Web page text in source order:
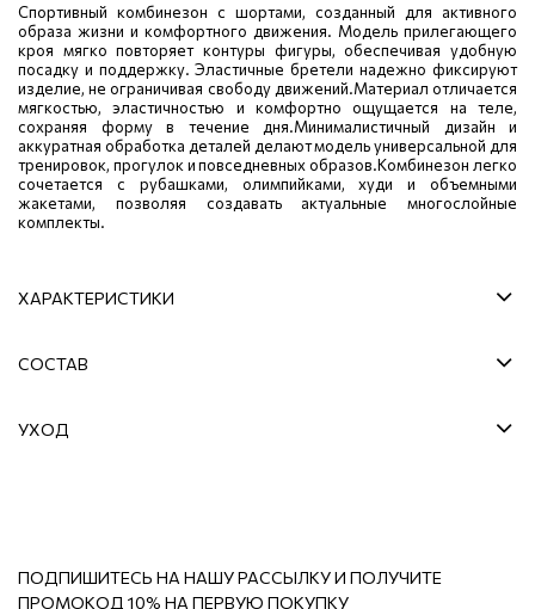
Спортивный комбинезон с шортами, созданный для активного
образа жизни и комфортного движения. Модель прилегающего
кроя мягко повторяет контуры фигуры, обеспечивая удобную
посадку и поддержку. Эластичные бретели надежно фиксируют
изделие, не ограничивая свободу движений.Материал отличается
мягкостью, эластичностью и комфортно ощущается на теле,
сохраняя форму в течение дня.Минималистичный дизайн и
аккуратная обработка деталей делают модель универсальной для
тренировок, прогулок и повседневных образов.Комбинезон легко
сочетается с рубашками, олимпийками, худи и объемными
жакетами, позволяя создавать актуальные многослойные
комплекты.
ХАРАКТЕРИСТИКИ
СОСТАВ
УХОД
ПОДПИШИТЕСЬ НА НАШУ РАССЫЛКУ И ПОЛУЧИТЕ
ПРОМОКОД 10% НА ПЕРВУЮ ПОКУПКУ